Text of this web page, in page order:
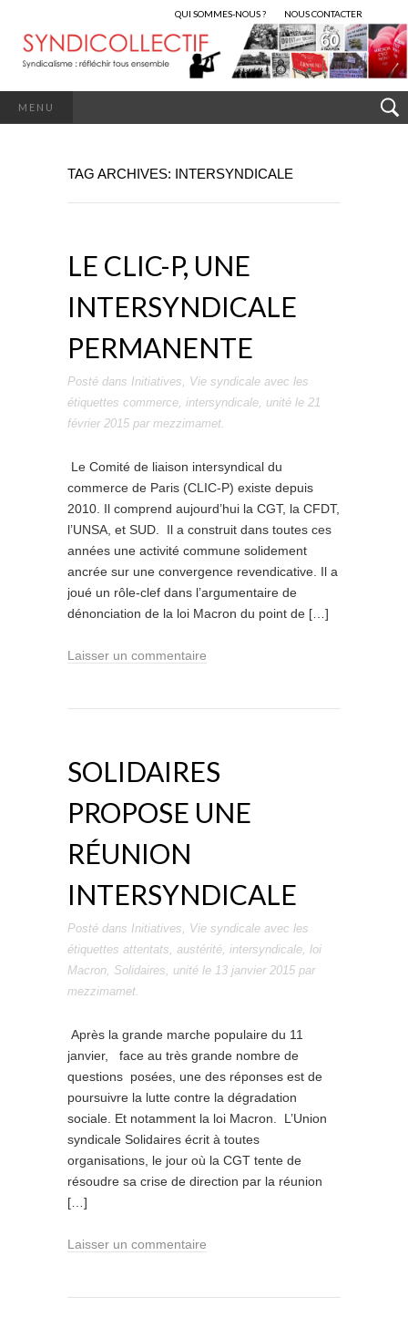
QUI SOMMES-NOUS ? NOUS CONTACTER
MENU
TAG ARCHIVES: INTERSYNDICALE
LE CLIC-P, UNE
INTERSYNDICALE
PERMANENTE
Posté dans Initiatives, Vie syndicale avec les
étiquettes commerce, intersyndicale, unité le 21
février 2015 par mezzimamet.
Le Comité de liaison intersyndical du
commerce de Paris (CLIC-P) existe depuis
2010. Il comprend aujourd’hui la CGT, la CFDT,
l’UNSA, et SUD. Il a construit dans toutes ces
années une activité commune solidement
ancrée sur une convergence revendicative. Il a
joué un rôle-clef dans l’argumentaire de
dénonciation de la loi Macron du point de […]
Laisser un commentaire
SOLIDAIRES
PROPOSE UNE
RÉUNION
INTERSYNDICALE
Posté dans Initiatives, Vie syndicale avec les
étiquettes attentats, austérité, intersyndicale, loi
Macron, Solidaires, unité le 13 janvier 2015 par
mezzimamet.
Après la grande marche populaire du 11
janvier, face au très grande nombre de
questions posées, une des réponses est de
poursuivre la lutte contre la dégradation
sociale. Et notamment la loi Macron. L’Union
syndicale Solidaires écrit à toutes
organisations, le jour où la CGT tente de
résoudre sa crise de direction par la réunion
[…]
Laisser un commentaire